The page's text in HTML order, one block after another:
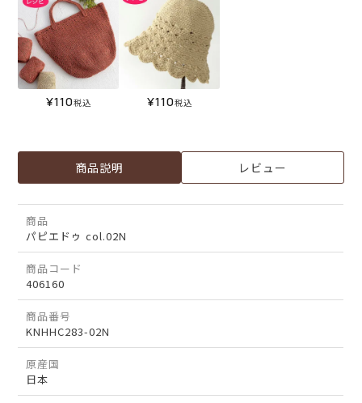
¥110税込 ¥110税込
商品説明 レビュー
商品
パピエドゥ col.02N
商品コード
406160
商品番号
KNHHC283-02N
原産国
日本